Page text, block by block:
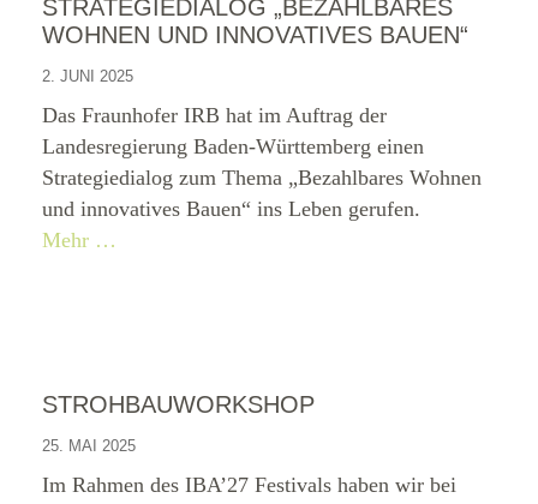
STRATEGIEDIALOG „BEZAHLBARES
WOHNEN UND INNOVATIVES BAUEN“
2. JUNI 2025
Das Fraunhofer IRB hat im Auftrag der
Landesregierung Baden-Württemberg einen
Strategiedialog zum Thema „Bezahlbares Wohnen
und innovatives Bauen“ ins Leben gerufen.
Mehr …
STROHBAUWORKSHOP
25. MAI 2025
Im Rahmen des IBA’27 Festivals haben wir bei